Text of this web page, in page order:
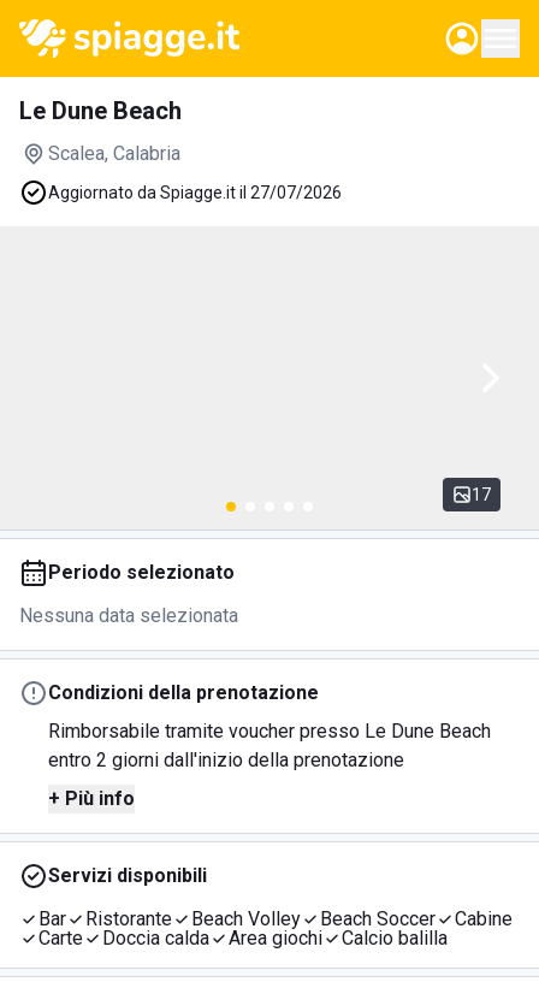
Le Dune Beach
Scalea, Calabria
Aggiornato da Spiagge.it il 27/07/2026
17
Periodo selezionato
Nessuna data selezionata
Condizioni della prenotazione
Rimborsabile tramite voucher presso Le Dune Beach
entro 2 giorni dall'inizio della prenotazione
+ Più info
Servizi disponibili
Bar
Ristorante Beach Volley Beach Soccer
Cabine
Carte
Doccia calda Area giochi Calcio balilla